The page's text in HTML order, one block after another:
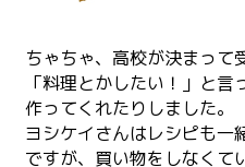
ちゃちゃ、高校が決まって
「料理とかしたい！」と
作ってくれたりしました。
ヨシケイさんはレシピも一
ですが、買い物をしなくて